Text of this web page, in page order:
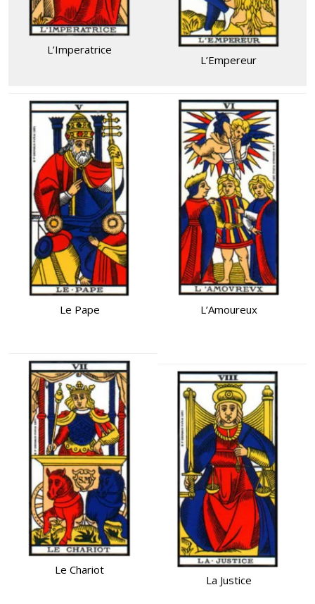
L’Imperatrice
L’Empereur
Le Pape L’Amoureux
Le Chariot
La Justice